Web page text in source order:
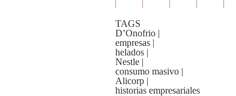
TAGS
D’Onofrio |
empresas |
helados |
Nestle |
consumo masivo |
Alicorp |
historias empresariales